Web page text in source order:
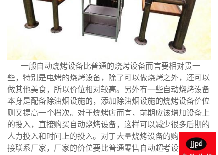
一般自动烧烤设备比普通的烧烤设备而言要相对贵一
些，特别是电烤的烧烤设备，除了可以做烧烤之外，还可以
做其他美食，所以价位相对较高。另外有一些自动烧烤设备
本身是配备除油烟设施的，添加除油烟设施的烧烤设备价位
则又提高一个档次。对于烧烤店而言，前期应该增加设备上
的投入，直接购买自动烧烤设备，这样可以减少很多后期的
人力投入和时间上的投入。对于大量烧烤设备的购买最好直
接联系厂家，厂家的价位要比普通零售自动超考设备的价位